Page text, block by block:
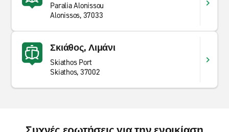
Paralia Alonissou
Alonissos, 37033
Σκιάθος, Λιμάνι
Skiathos Port
Skiathos, 37002